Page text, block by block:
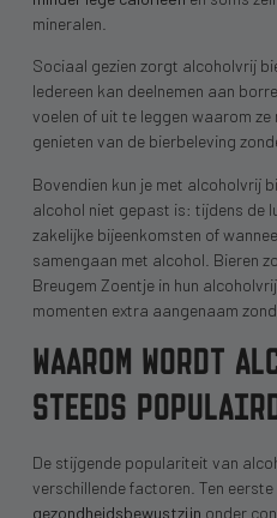
mineralen.
Sociaal gezien zorgt alcoholvrij
Iedereen kan deelnemen aan
voelen of uit te leggen waarom ze
genieten van de bierbeleving
Bovendien kun je met alcoholvrij
alcohol niet gepast is: tijdens de
zakelijke bijeenkomsten of
samengaan met alcohol. Bieren
Breugem Zoentje in hun
momenten extra aangenaam
WAAROM WORDT
STEEDS
De stijgende populariteit van
verschillende factoren. Ten
gezondheidsbewustzijn onder